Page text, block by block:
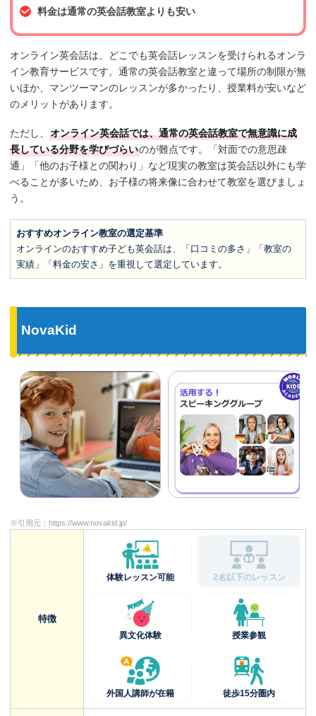
料金は通常の英会話教室よりも安い
オンライン英会話は、どこでも英会話レッスンを受けられるオンラ
イン教育サービスです。通常の英会話教室と違って場所の制限が無
いほか、マンツーマンのレッスンが多かったり、授業料が安いなど
のメリットがあります。
ただし、 オンライン英会話では、通常の英会話教室で無意識に成
長している分野を学びづらいのが難点です。「対面での意思疎
通」「他のお子様との関わり」など現実の教室は英会話以外にも学
べることが多いため、お子様の将来像に合わせて教室を選びましょ
う。
おすすめオンライン教室の選定基準
オンラインのおすすめ子ども英会話は、「口コミの多さ」「教室の
実績」「料金の安さ」を重視して選定しています。
NovaKid
※引用元： https://www.novakid.jp/
特徴
体験レッスン可能 2名以下のレッスン
異文化体験 授業参観
外国人講師が在籍 徒歩15分圏内